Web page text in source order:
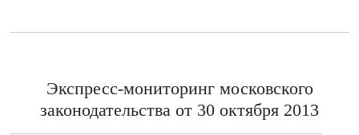
Экспресс-мониторинг московского
законодательства от 30 октября 2013